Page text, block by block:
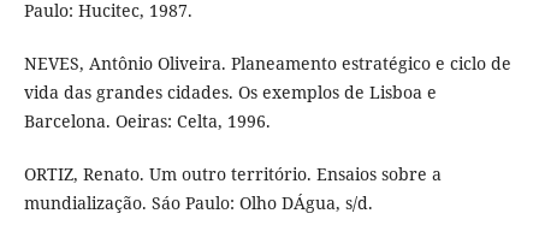
Paulo: Hucitec, 1987.
NEVES, Antônio Oliveira. Planeamento estratégico e ciclo de
vida das grandes cidades. Os exemplos de Lisboa e
Barcelona. Oeiras: Celta, 1996.
ORTIZ, Renato. Um outro território. Ensaios sobre a
mundialização. Sáo Paulo: Olho DÁgua, s/d.